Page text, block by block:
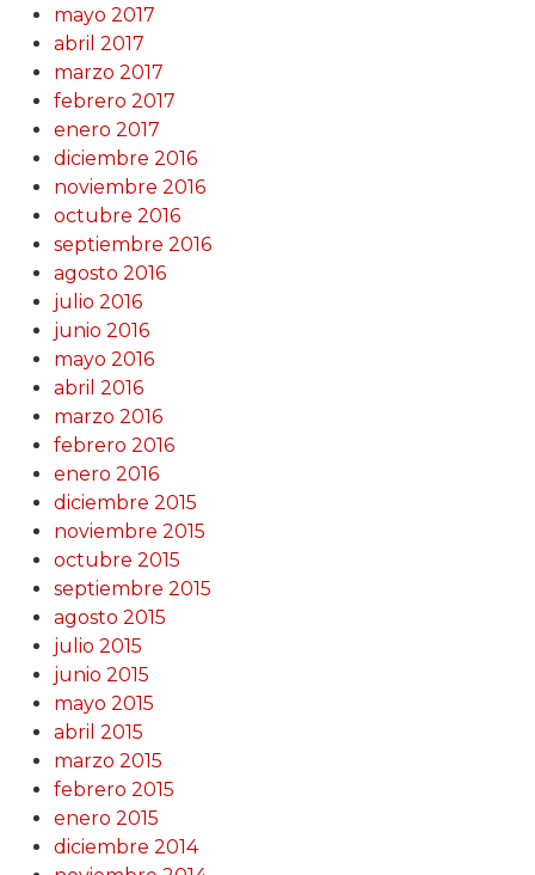
mayo 2017
abril 2017
marzo 2017
febrero 2017
enero 2017
diciembre 2016
noviembre 2016
octubre 2016
septiembre 2016
agosto 2016
julio 2016
junio 2016
mayo 2016
abril 2016
marzo 2016
febrero 2016
enero 2016
diciembre 2015
noviembre 2015
octubre 2015
septiembre 2015
agosto 2015
julio 2015
junio 2015
mayo 2015
abril 2015
marzo 2015
febrero 2015
enero 2015
diciembre 2014